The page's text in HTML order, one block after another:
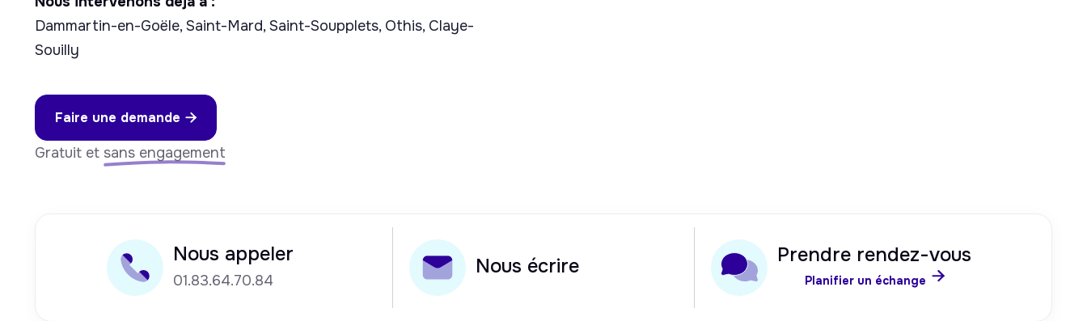
Dammartin-en-Goële, Saint-Mard, Saint-Soupplets, Othis, Claye-
Souilly
Faire une demande 
Gratuit et sans engagement
Nous appeler
01.83.64.70.84
Nous écrire Prendre rendez-vous
Planifier un échange 